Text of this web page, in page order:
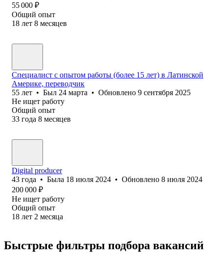
55 000 ₽
Общий опыт
18 лет 8 месяцев
Специалист с опытом работы (более 15 лет) в Латинской
Америке, переводчик
55 лет • Был 24 марта • Обновлено 9 сентября 2025
Не ищет работу
Общий опыт
33 года 8 месяцев
Digital producer
43 года • Была 18 июля 2024 • Обновлено 8 июля 2024
200 000 ₽
Не ищет работу
Общий опыт
18 лет 2 месяца
Быстрые фильтры подбора вакансий